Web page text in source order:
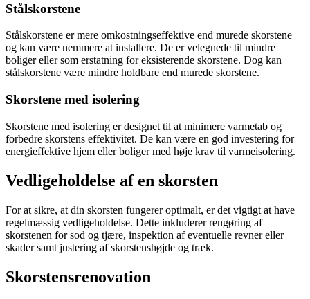
Stålskorstene
Stålskorstene er mere omkostningseffektive end murede skorstene
og kan være nemmere at installere. De er velegnede til mindre
boliger eller som erstatning for eksisterende skorstene. Dog kan
stålskorstene være mindre holdbare end murede skorstene.
Skorstene med isolering
Skorstene med isolering er designet til at minimere varmetab og
forbedre skorstens effektivitet. De kan være en god investering for
energieffektive hjem eller boliger med høje krav til varmeisolering.
Vedligeholdelse af en skorsten
For at sikre, at din skorsten fungerer optimalt, er det vigtigt at have
regelmæssig vedligeholdelse. Dette inkluderer rengøring af
skorstenen for sod og tjære, inspektion af eventuelle revner eller
skader samt justering af skorstenshøjde og træk.
Skorstensrenovation